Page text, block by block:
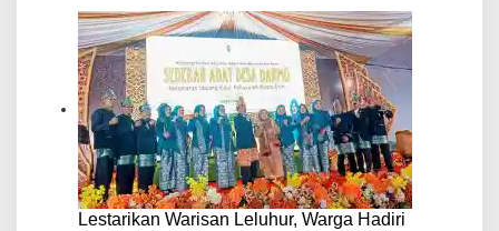
Lestarikan Warisan Leluhur, Warga Hadiri